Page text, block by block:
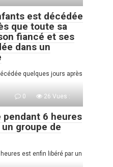
est décédée
que toute sa
fiancé et ses
dans un
quelques jours après
0 26 Vues :
pendant 6 heures
groupe de
est enfin libéré par un